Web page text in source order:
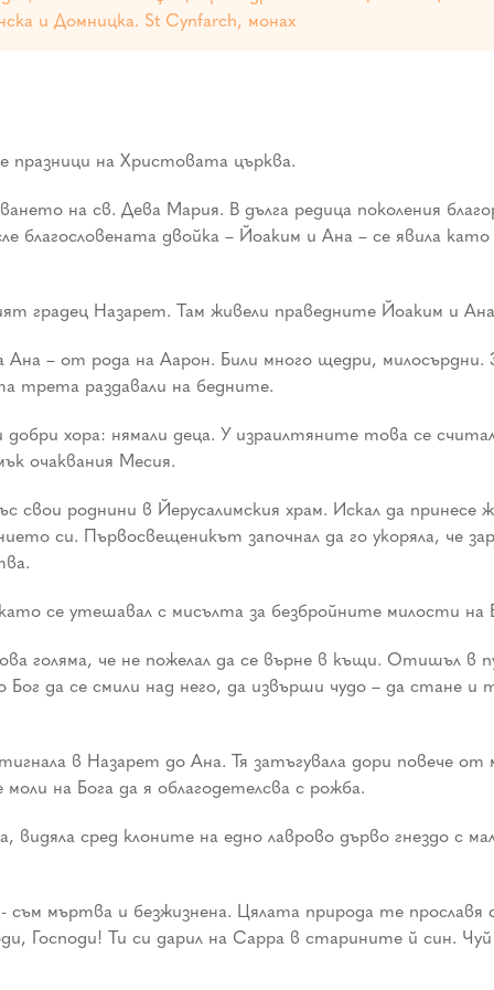
и Домницка. St Cynfarch, монах
празници на Христовата църква.
на св. Дева Мария. В дълга редица поколения
благословената двойка – Йоаким и Ана – се явила
градец Назарет. Там живели праведните Йоаким и
– от рода на Аарон. Били много щедри,
трета раздавали на бедните.
добри хора: нямали деца. У израилтяните това се
очаквания Месия.
роднини в Йерусалимския храм. Искал да принесе
си. Първосвещеникът започнал да го укоряла, че
се утешавал с мисълта за безбройните милости на
голяма, че не пожелал да се върне в къщи. Отишъл
да се смили над него, да извърши чудо – да стане
в Назарет до Ана. Тя затъгувала дори повече
на Бога да я облагодетелсва с рожба.
сред клоните на едно лаврово дърво гнездо с
съм мъртва и безжизнена. Цялата природа те
Господи! Ти си дарил на Сарра в старините й син.